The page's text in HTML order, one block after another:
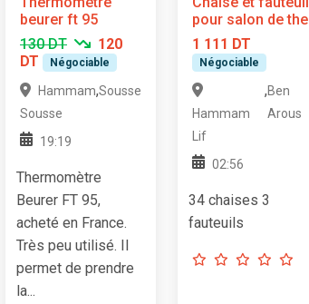
beurer ft 95
130 DT
120
DT
Négociable
Hammam
Sousse
,Sousse
19:19
Thermomètre
Beurer FT 95,
acheté en France.
Très peu utilisé. Il
permet de prendre
la...
pour salon de the
1 111 DT
Négociable
Hammam
Lif
,Ben
Arous
02:56
34 chaises 3
fauteuils